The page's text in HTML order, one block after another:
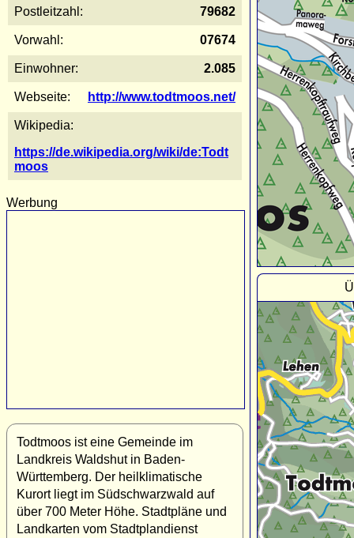
Postleitzahl: 79682
Vorwahl: 07674
Einwohner: 2.085
Webseite: http://www.todtmoos.net/
Wikipedia:
https://de.wikipedia.org/wiki/de:Todt
moos
Werbung
Todtmoos ist eine Gemeinde im
Landkreis Waldshut in Baden-
Württemberg. Der heilklimatische
Kurort liegt im Südschwarzwald auf
über 700 Meter Höhe. Stadtpläne und
Landkarten vom Stadtplandienst